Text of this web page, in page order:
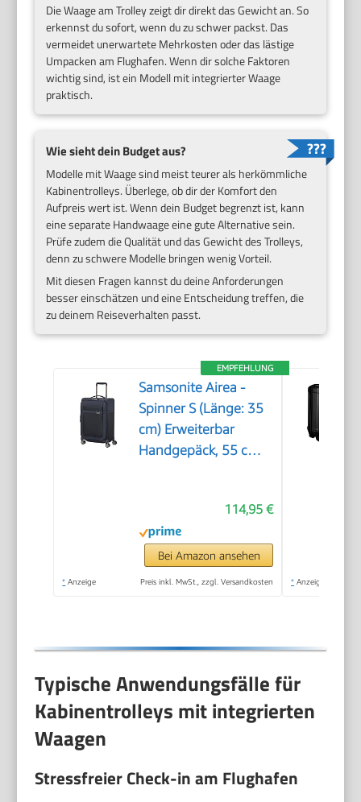
Die Waage am Trolley zeigt dir direkt das Gewicht an. So
erkennst du sofort, wenn du zu schwer packst. Das
vermeidet unerwartete Mehrkosten oder das lästige
Umpacken am Flughafen. Wenn dir solche Faktoren
wichtig sind, ist ein Modell mit integrierter Waage
praktisch.
Wie sieht dein Budget aus?
Modelle mit Waage sind meist teurer als herkömmliche
Kabinentrolleys. Überlege, ob dir der Komfort den
Aufpreis wert ist. Wenn dein Budget begrenzt ist, kann
eine separate Handwaage eine gute Alternative sein.
Prüfe zudem die Qualität und das Gewicht des Trolleys,
denn zu schwere Modelle bringen wenig Vorteil.
Mit diesen Fragen kannst du deine Anforderungen
besser einschätzen und eine Entscheidung treffen, die
zu deinem Reiseverhalten passt.
EMPFEHLUNG
Samsonite Airea -
Spinner S (Länge: 35
cm) Erweiterbar
Handgepäck, 55 cm,
114,95 €
Bei Amazon ansehen
* Anzeige Preis inkl. MwSt., zzgl. Versandkosten * Anzeige
Typische Anwendungsfälle für
Kabinentrolleys mit integrierten
Waagen
Stressfreier Check-in am Flughafen